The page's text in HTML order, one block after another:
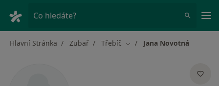
Co hledáte?
Hlavní Stránka Zubař Třebíč Změna města
Jana Novotná